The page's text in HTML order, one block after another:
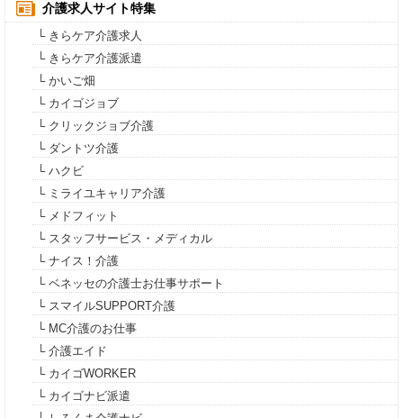
介護求人サイト特集
└ きらケア介護求人
└ きらケア介護派遣
└ かいご畑
└ カイゴジョブ
└ クリックジョブ介護
└ ダントツ介護
└ ハクビ
└ ミライユキャリア介護
└ メドフィット
└ スタッフサービス・メディカル
└ ナイス！介護
└ ベネッセの介護士お仕事サポート
└ スマイルSUPPORT介護
└ MC介護のお仕事
└ 介護エイド
└ カイゴWORKER
└ カイゴナビ派遣